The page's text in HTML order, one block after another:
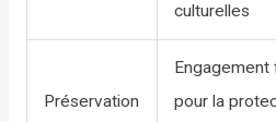
culturelles
Préservation
Engagement
pour la